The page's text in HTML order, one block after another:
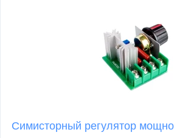
Симисторный регулятор